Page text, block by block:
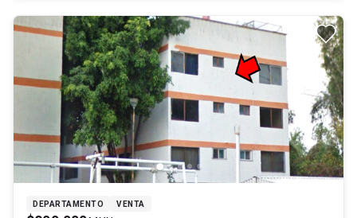
DEPARTAMENTO VENTA